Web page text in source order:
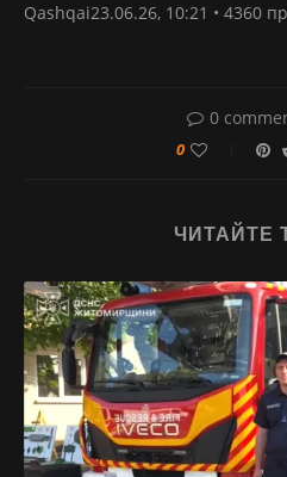
Qashqai23.06.26, 10:21 • 4360
0
0
ЧИТАЙТЕ